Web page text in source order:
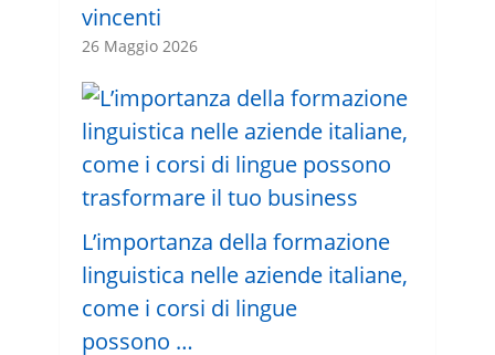
vincenti
26 Maggio 2026
L’importanza della formazione
linguistica nelle aziende italiane,
come i corsi di lingue
possono …